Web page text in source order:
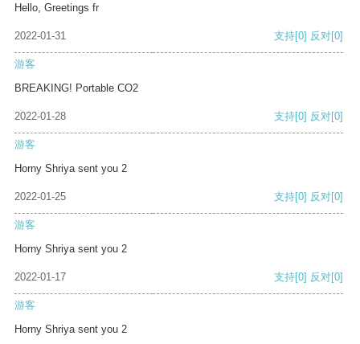
Hello, Greetings fr
2022-01-31 支持[0] 反对[0]
游客
BREAKING! Portable CO2
2022-01-28 支持[0] 反对[0]
游客
Horny Shriya sent you 2
2022-01-25 支持[0] 反对[0]
游客
Horny Shriya sent you 2
2022-01-17 支持[0] 反对[0]
游客
Horny Shriya sent you 2